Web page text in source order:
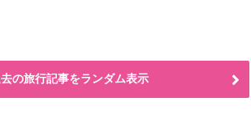
の旅行記事をランダム表示